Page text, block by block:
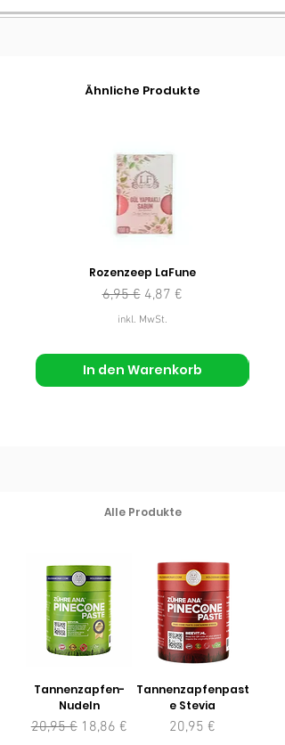
Ähnliche Produkte
Rozenzeep LaFune
Standardpreis
6,95 € Sale-Preis
4,87 €
inkl. MwSt.
In den Warenkorb
Alle Produkte
Tannenzapfen-
Nudeln
Standardpreis
20,95 € Sale-Preis
18,86 €
Tannenzapfenpast
e Stevia
Preis
20,95 €